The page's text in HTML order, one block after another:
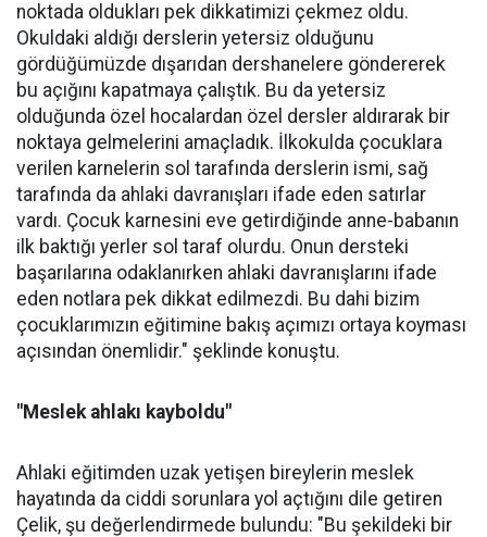
noktada oldukları pek dikkatimizi çekmez oldu.
Okuldaki aldığı derslerin yetersiz olduğunu
gördüğümüzde dışarıdan dershanelere göndererek
bu açığını kapatmaya çalıştık. Bu da yetersiz
olduğunda özel hocalardan özel dersler aldırarak bir
noktaya gelmelerini amaçladık. İlkokulda çocuklara
verilen karnelerin sol tarafında derslerin ismi, sağ
tarafında da ahlaki davranışları ifade eden satırlar
vardı. Çocuk karnesini eve getirdiğinde anne-babanın
ilk baktığı yerler sol taraf olurdu. Onun dersteki
başarılarına odaklanırken ahlaki davranışlarını ifade
eden notlara pek dikkat edilmezdi. Bu dahi bizim
çocuklarımızın eğitimine bakış açımızı ortaya koyması
açısından önemlidir." şeklinde konuştu.
"Meslek ahlakı kayboldu"
Ahlaki eğitimden uzak yetişen bireylerin meslek
hayatında da ciddi sorunlara yol açtığını dile getiren
Çelik, şu değerlendirmede bulundu: "Bu şekildeki bir